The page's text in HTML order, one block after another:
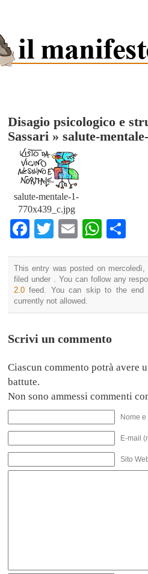
Disagio psicologico e
Sassari » salute-
salute-mentale-1-
770x439_c.jpg
Facebook
TwitterEmail
This entry was posted on
filed under . You can follow any
2.0 feed. You can skip to the end
currently not allowed.
Scrivi un commento
Ciascun commento potrà avere
battute.
Non sono ammessi commenti
Nome
E-mail
Sito